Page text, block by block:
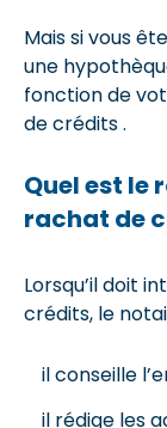
Mais si vous
une
fonction de
de crédits .
Quel est le
rachat de
Lorsqu’il doit
crédits, le
il conseille
il rédige les